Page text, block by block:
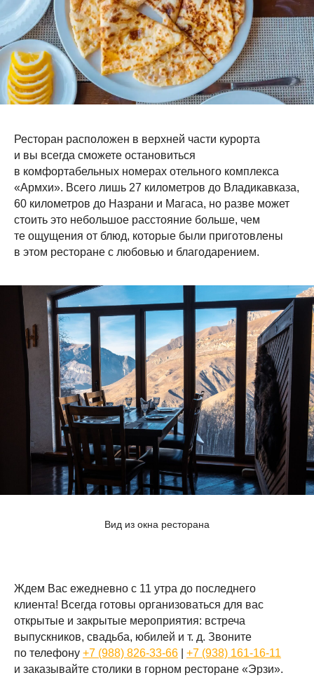
Ресторан расположен в верхней части курорта
и вы всегда сможете остановиться
в комфортабельных номерах отельного комплекса
«Армхи». Всего лишь 27 километров до Владикавказа,
60 километров до Назрани и Магаса, но разве может
стоить это небольшое расстояние больше, чем
те ощущения от блюд, которые были приготовлены
в этом ресторане с любовью и благодарением.
Вид из окна ресторана
Ждем Вас ежедневно с 11 утра до последнего
клиента! Всегда готовы организоваться для вас
открытые и закрытые мероприятия: встреча
выпускников, свадьба, юбилей и т. д. Звоните
по телефону +7 (988) 826-33-66
+7 (938) 161-16-11
и заказывайте столики в горном ресторане «Эрзи».